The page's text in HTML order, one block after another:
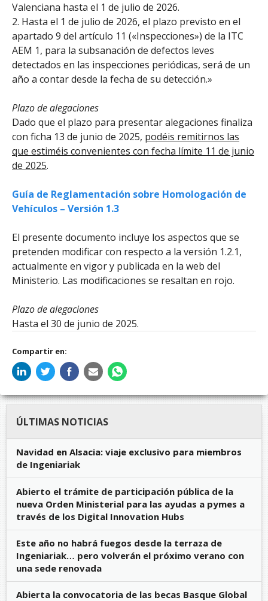
Valenciana hasta el 1 de julio de 2026.
2. Hasta el 1 de julio de 2026, el plazo previsto en el
apartado 9 del artículo 11 («Inspecciones») de la ITC
AEM 1, para la subsanación de defectos leves
detectados en las inspecciones periódicas, será de un
año a contar desde la fecha de su detección.»
Plazo de alegaciones
Dado que el plazo para presentar alegaciones finaliza
con ficha 13 de junio de 2025, podéis remitirnos las
que estiméis convenientes con fecha límite 11 de junio
de 2025.
Guía de Reglamentación sobre Homologación de
Vehículos – Versión 1.3
El presente documento incluye los aspectos que se
pretenden modificar con respecto a la versión 1.2.1,
actualmente en vigor y publicada en la web del
Ministerio. Las modificaciones se resaltan en rojo.
Plazo de alegaciones
Hasta el 30 de junio de 2025.
Compartir en:
ÚLTIMAS NOTICIAS
Navidad en Alsacia: viaje exclusivo para miembros
de Ingeniariak
Abierto el trámite de participación pública de la
nueva Orden Ministerial para las ayudas a pymes a
través de los Digital Innovation Hubs
Este año no habrá fuegos desde la terraza de
Ingeniariak… pero volverán el próximo verano con
una sede renovada
Abierta la convocatoria de las becas Basque Global